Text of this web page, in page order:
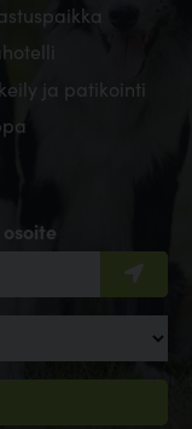
ja patikointi